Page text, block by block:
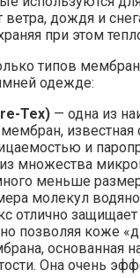
ветра, дождя и
при этом
типов
одежде:
Tex) — одна из
и
множества
меньше
молекул
отлично
позволяя коже
основанная
Она очень